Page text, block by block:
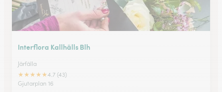
Interflora Kallhälls Blh
Järfälla
★★★★★4.7 (43)
Gjutarplan 16